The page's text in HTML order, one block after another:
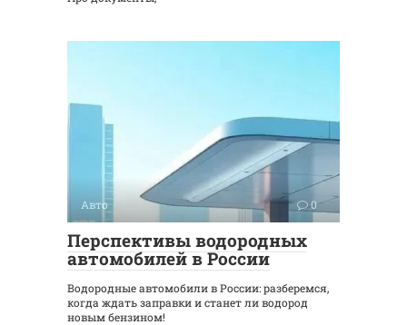
Авто 0
Перспективы водородных
автомобилей в России
Водородные автомобили в России: разберемся,
когда ждать заправки и станет ли водород
новым бензином!